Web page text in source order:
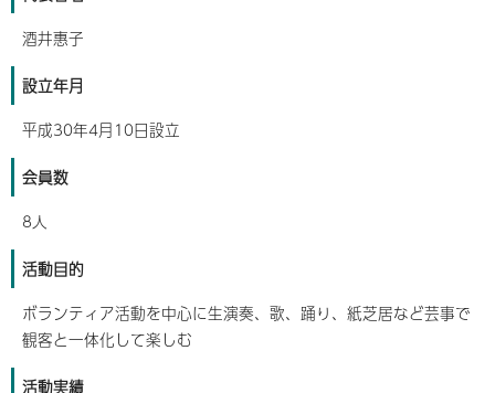
酒井惠子
設立年月
平成30年4月10日設立
会員数
8人
活動目的
ボランティア活動を中心に生演奏、歌、踊り、紙芝居など芸事で
観客と一体化して楽しむ
活動実績